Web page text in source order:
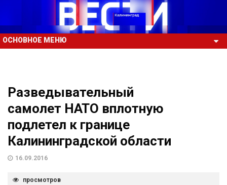
ОСНОВНОЕ МЕНЮ
Разведывательный
самолет НАТО вплотную
подлетел к границе
Калининградской области
16.09.2016
просмотров